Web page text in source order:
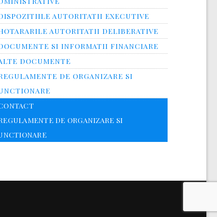
AUTORITATII EXECUTIVE
AUTORITATII DELIBERATIVE
SI INFORMATII FINANCIARE
DOCUMENTE
DE ORGANIZARE SI
DE ORGANIZARE SI